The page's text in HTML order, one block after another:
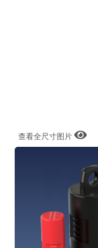
查看全尺寸图片